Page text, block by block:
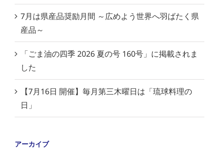
7月は県産品奨励月間 ～広めよう世界へ羽ばたく県
産品～
「ごま油の四季 2026 夏の号 160号」に掲載されま
した
【7月16日 開催】毎月第三木曜日は「琉球料理の
日」
アーカイブ